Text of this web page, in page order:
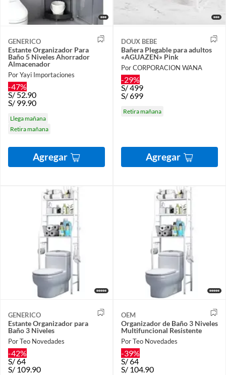
GENERICO
Estante Organizador Para
Baño 5 Niveles Ahorrador
Almacenador
Por Yayi Importaciones
-47%
S/ 52.90
S/ 99.90
Llega mañana
Retira mañana
Agregar
DOUX BEBE
Bañera Plegable para adultos
«AGUAZEN» Pink
Por CORPORACION WANA
-29%
S/499
S/699
Retira mañana
Agregar
GENERICO
Estante Organizador para
Baño 3 Niveles
Por Teo Novedades
-42%
S/64
S/ 109.90
OEM
Organizador de Baño 3 Niveles
Multifuncional Resistente
Por Teo Novedades
-39%
S/64
S/ 104.90